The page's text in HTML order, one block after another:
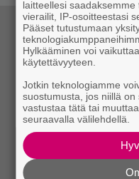
laitteellesi
vierailit, IP-osoitteestasi
Pääset tutustumaan
Hylkääminen voi
käytettävyyteen.
Jotkin teknologiamme
suostumusta, jos niillä
vastustaa tätä tai
seuraavalla välilehdellä.